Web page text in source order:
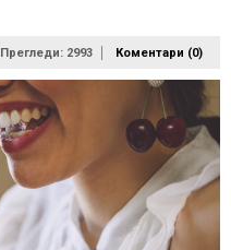
Прегледи: 2993 Коментари (0)